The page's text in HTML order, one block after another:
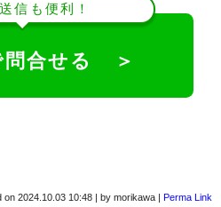
信も便利！
問合せる ＞
on 2024.10.03 10:48 | by morikawa | Perma Link